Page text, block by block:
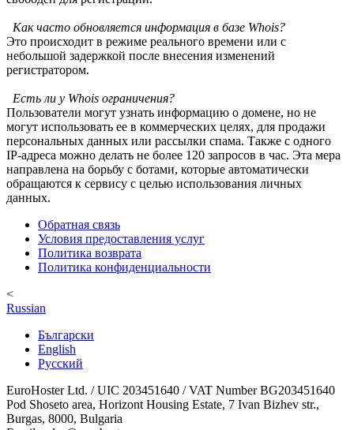
Как часто обновляется информация в базе Whois?
Это происходит в режиме реального времени или с
небольшой задержкой после внесения изменений
регистратором.
Есть ли у Whois ограничения?
Пользователи могут узнать информацию о домене, но не
могут использовать ее в коммерческих целях, для продажи
персональных данных или рассылки спама. Также с одного
IP-адреса можно делать не более 120 запросов в час. Эта мера
направлена на борьбу с ботами, которые автоматически
обращаются к сервису с целью использования личных
данных.
Обратная связь
Условия предоставления услуг
Политика возврата
Политика конфиденциальности
<
Russian
Български
English
Русский
EuroHoster Ltd. / UIC 203451640 / VAT Number BG203451640
Pod Shoseto area, Horizont Housing Estate, 7 Ivan Bizhev str.,
Burgas, 8000, Bulgaria